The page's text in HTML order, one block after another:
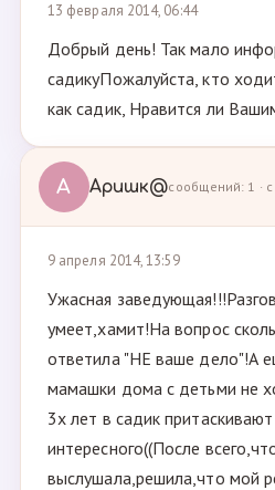
13 февраля 2014, 06:44
Добрый день! Так мало
садикуПожалуйста, кто
как садик, Нравится ли
А Аришк@сообщений: 1 · с
9 апреля 2014, 13:59
Ужасная
умеет,хамит!На вопрос
ответила "НЕ ваше дело"!А
мамашки дома с детьми не
3х лет в садик
интересного((После
выслушала,решила,что мой